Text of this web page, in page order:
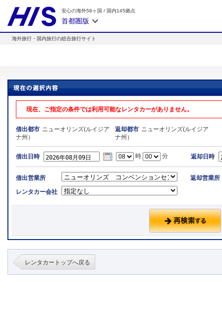
安心の海外58ヶ国 / 国内145拠点
首都圏版
海外旅行・国内旅行の総合旅行サイト
現在、ご指定の条件では利用可能なレンタカーがありません。
借出都市 ニューオリンズ(ルイジア
ナ州）
返却都市 ニューオリンズ(ルイジア
ナ州）
借出日時 時 分 返却日時
借出営業所
レンタカー会社
返却営業所
レンタカートップへ戻る